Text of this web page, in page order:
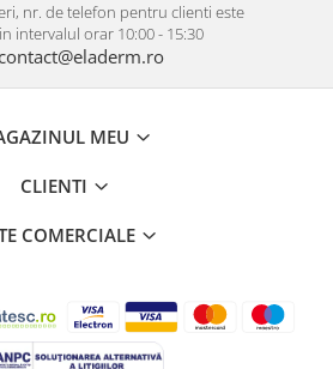
nr. de telefon pentru clienti este
intervalul orar 10:00 - 15:30
MEU
CLIENTI
COMERCIALE